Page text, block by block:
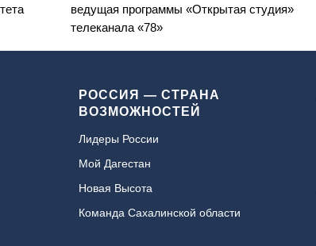
ведущая программы «Открытая студия»
телеканала «78»
РОССИЯ — СТРАНА
ВОЗМОЖНОСТЕЙ
Лидеры России
Мой Дагестан
Новая Высота
Команда Сахалинской области